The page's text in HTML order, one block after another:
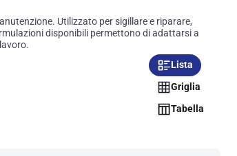
Utilizzato per sigillare e riparare,
disponibili permettono di adattarsi a
Lista
Griglia
Tabella